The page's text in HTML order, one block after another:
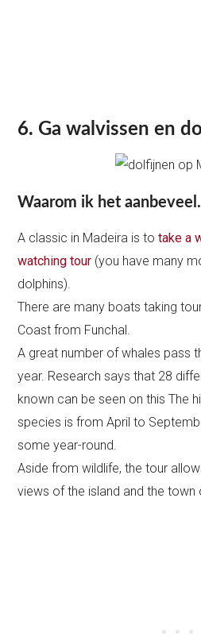
6. Ga walvissen en
Waarom ik het
A classic in Madeira is totake a
watching tour (you have many
dolphins).
There are many boats taking
Coast from Funchal.
A great number of whales pass
year. Research says that 28
known can be seen on this The
species is from April to
some year-round.
Aside from wildlife, the tour
views of the island and the town